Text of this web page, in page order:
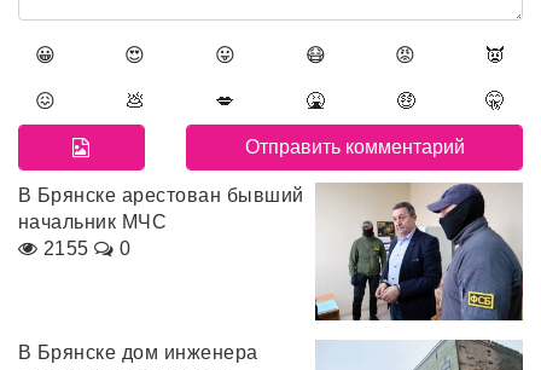
😀 😍 😛 😷 😡 👿
😖 💩 💋 🤮 🤑 🤫
В Брянске арестован бывший
начальник МЧС
2155
0
В Брянске дом инженера